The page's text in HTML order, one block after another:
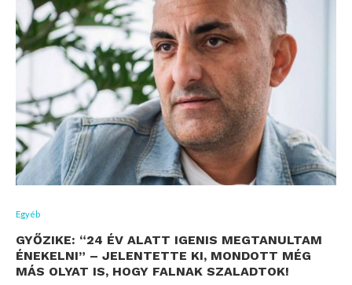
Egyéb
GYŐZIKE: “24 ÉV ALATT IGENIS MEGTANULTAM
ÉNEKELNI” – JELENTETTE KI, MONDOTT MÉG
MÁS OLYAT IS, HOGY FALNAK SZALADTOK!